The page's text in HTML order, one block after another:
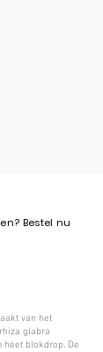
Bestel nu
van het
glabra
heet blokdrop. De